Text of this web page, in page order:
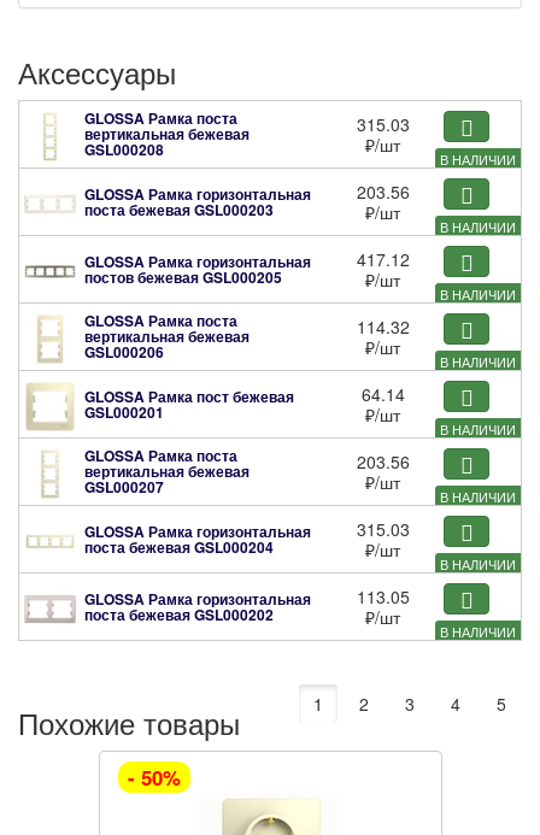
Аксессуары
В НАЛИЧИИ
GLOSSA Рамка поста
вертикальная бежевая
GSL000208
315.03
₽/шт
В НАЛИЧИИ
GLOSSA Рамка горизонтальная
поста бежеваяGSL000203
203.56
₽/шт
В НАЛИЧИИ
GLOSSA Рамка горизонтальная
постов бежеваяGSL000205
417.12
₽/шт
В НАЛИЧИИ
GLOSSA Рамка поста
вертикальная бежевая
GSL000206
114.32
₽/шт
В НАЛИЧИИ
GLOSSA Рамка пост бежевая
GSL000201
64.14
₽/шт
В НАЛИЧИИ
GLOSSA Рамка поста
вертикальная бежевая
GSL000207
203.56
₽/шт
В НАЛИЧИИ
GLOSSA Рамка горизонтальная
поста бежеваяGSL000204
315.03
₽/шт
В НАЛИЧИИ
GLOSSA Рамка горизонтальная
поста бежеваяGSL000202
113.05
₽/шт
Похожие товары 1 2 3 4 5
- 50%